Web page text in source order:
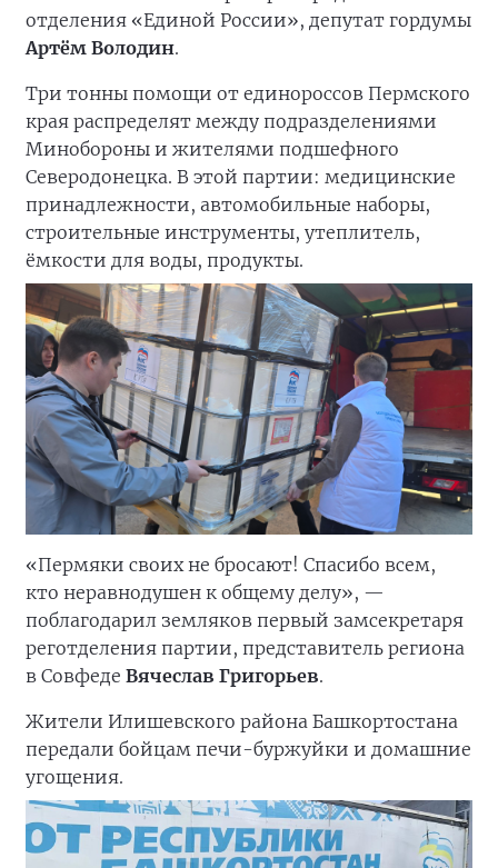
отделения «Единой России», депутат гордумы
Артём Володин.
Три тонны помощи от единороссов Пермского
края распределят между подразделениями
Минобороны и жителями подшефного
Северодонецка. В этой партии: медицинские
принадлежности, автомобильные наборы,
строительные инструменты, утеплитель,
ёмкости для воды, продукты.
«Пермяки своих не бросают! Спасибо всем,
кто неравнодушен к общему делу», —
поблагодарил земляков первый замсекретаря
реготделения партии, представитель региона
в Совфеде Вячеслав Григорьев.
Жители Илишевского района Башкортостана
передали бойцам печи-буржуйки и домашние
угощения.